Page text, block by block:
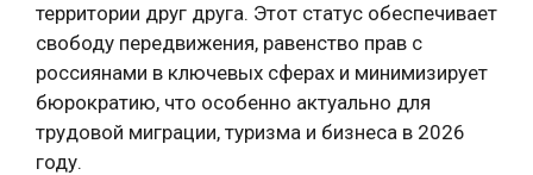
территории друг друга. Этот статус обеспечивает
свободу передвижения, равенство прав с
россиянами в ключевых сферах и минимизирует
бюрократию, что особенно актуально для
трудовой миграции, туризма и бизнеса в 2026
году.